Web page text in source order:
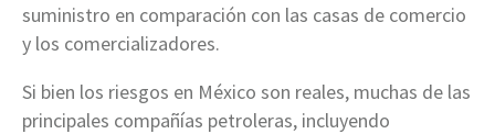
suministro en comparación con las casas de comercio
y los comercializadores.
Si bien los riesgos en México son reales, muchas de las
principales compañías petroleras, incluyendo